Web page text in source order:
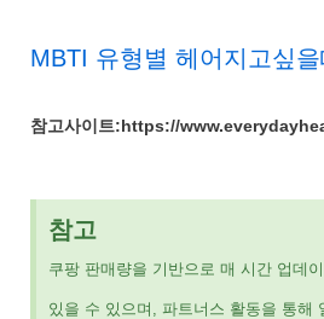
MBTI 유형별 헤어지고싶
참고사이트:https://
참고
쿠팡 판매량을 기반으로 매 시간 업데
있을 수 있으며, 파트너스 활동을 통해